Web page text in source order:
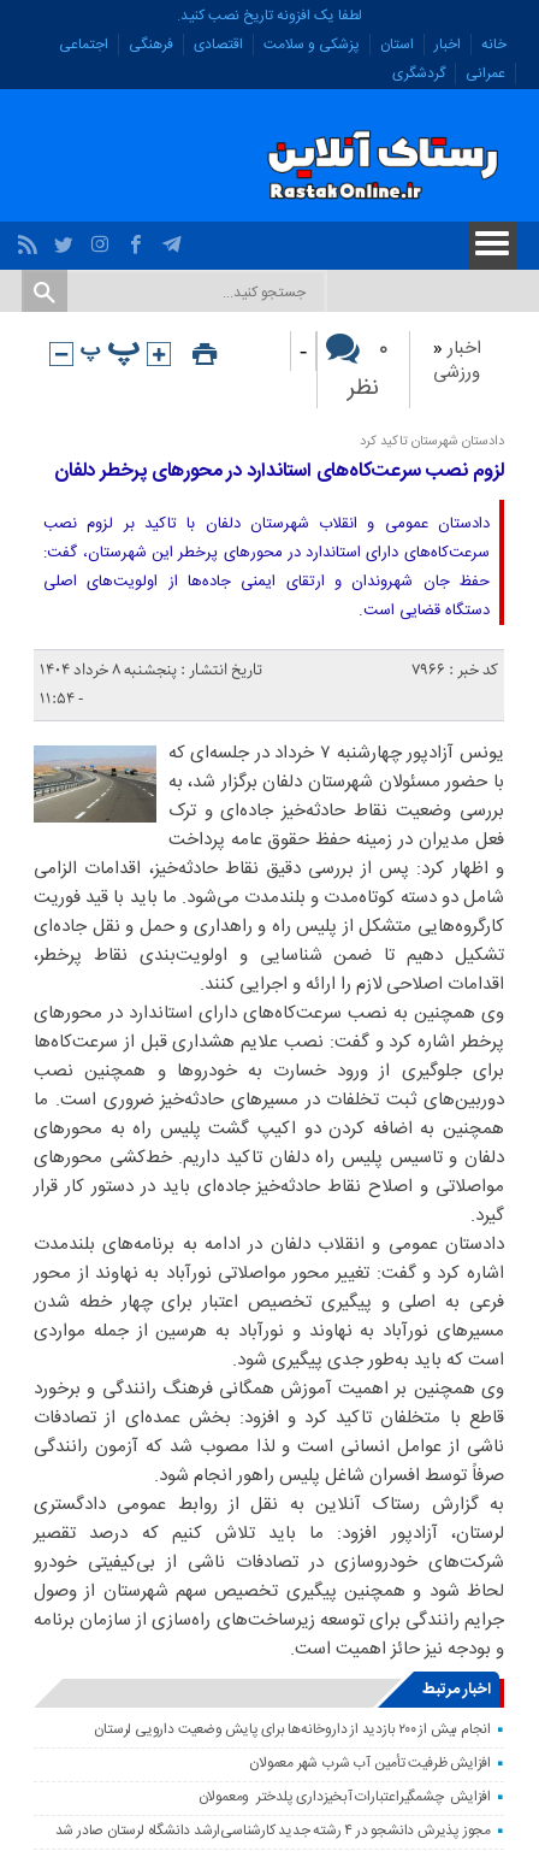
لطفا یک افزونه تاریخ نصب کنید.
خانه
اخبار استان پزشکی و سلامت اقتصادی فرهنگی
اجتماعی
عمرانی
گردشگری
اخبار«
ورزشی
۰
نظر
-
دادستان شهرستان تاکید کرد
لزوم نصب سرعت‌کاه‌های استاندارد در محورهای پرخطر دلفان
دادستان عمومی و انقلاب شهرستان دلفان با تاکید بر لزوم نصب
سرعت‌کاه‌های دارای استاندارد در محورهای پرخطر این شهرستان، گفت:
حفظ جان شهروندان و ارتقای ایمنی جاده‌ها از اولویت‌های اصلی
دستگاه قضایی است.
کد خبر : 7966
تاریخ انتشار : پنجشنبه ۸ خرداد ۱۴۰۴
- ۱۱:۵۴
یونس آزادپور چهارشنبه ۷ خرداد در جلسه‌ای که
با حضور مسئولان شهرستان دلفان برگزار شد، به
بررسی وضعیت نقاط حادثه‌خیز جاده‌ای و ترک
فعل مدیران در زمینه حفظ حقوق عامه پرداخت
و اظهار کرد: پس از بررسی دقیق نقاط حادثه‌خیز، اقدامات الزامی
شامل دو دسته کوتاه‌مدت و بلندمدت می‌شود. ما باید با قید فوریت
کارگروه‌هایی متشکل از پلیس راه و راهداری و حمل و نقل جاده‌ای
تشکیل دهیم تا ضمن شناسایی و اولویت‌بندی نقاط پرخطر،
اقدامات اصلاحی لازم را ارائه و اجرایی کنند.
وی همچنین به نصب سرعت‌کاه‌های دارای استاندارد در محورهای
پرخطر اشاره کرد و گفت: نصب علایم هشداری قبل از سرعت‌کاه‌ها
برای جلوگیری از ورود خسارت به خودروها و همچنین نصب
دوربین‌های ثبت تخلفات در مسیرهای حادثه‌خیز ضروری است. ما
همچنین به اضافه کردن دو اکیپ گشت پلیس راه به محورهای
دلفان و تاسیس پلیس راه دلفان تاکید داریم. خط‌کشی محورهای
مواصلاتی و اصلاح نقاط حادثه‌خیز جاده‌ای باید در دستور کار قرار
گیرد.
دادستان عمومی و انقلاب دلفان در ادامه به برنامه‌های بلندمدت
اشاره کرد و گفت: تغییر محور مواصلاتی نورآباد به نهاوند از محور
فرعی به اصلی و پیگیری تخصیص اعتبار برای چهار خطه شدن
مسیرهای نورآباد به نهاوند و نورآباد به هرسین از جمله مواردی
است که باید به‌طور جدی پیگیری شود.
وی همچنین بر اهمیت آموزش همگانی فرهنگ رانندگی و برخورد
قاطع با متخلفان تاکید کرد و افزود: بخش عمده‌ای از تصادفات
ناشی از عوامل انسانی است و لذا مصوب شد که آزمون رانندگی
صرفاً توسط افسران شاغل پلیس راهور انجام شود.
به گزارش رستاک آنلاین به نقل از روابط عمومی دادگستری
لرستان، آزادپور افزود: ما باید تلاش کنیم که درصد تقصیر
شرکت‌های خودروسازی در تصادفات ناشی از بی‌کیفیتی خودرو
لحاظ شود و همچنین پیگیری تخصیص سهم شهرستان از وصول
جرایم رانندگی برای توسعه زیرساخت‌های راه‌سازی از سازمان برنامه
و بودجه نیز حائز اهمیت است.
اخبار مرتبط
انجام بیش از ۲۰۰ بازدید از داروخانه‌ها برای پایش وضعیت دارویی لرستان
افزایش ظرفیت تأمین آب شرب شهر معمولان
افزایش چشمگیراعتبارات آبخیزداری پلدختر ومعمولان
مجوز پذیرش دانشجو در ۴ رشته جدید کارشناسی‌ارشد دانشگاه لرستان صادر شد